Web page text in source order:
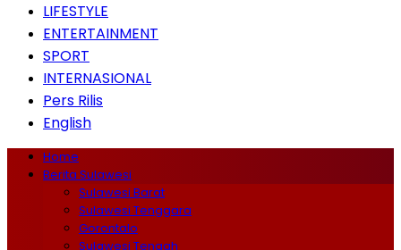
LIFESTYLE
ENTERTAINMENT
SPORT
INTERNASIONAL
Pers Rilis
English
Home
Berita Sulawesi
Sulawesi Barat
Sulawesi Tenggara
Gorontalo
Sulawesi Tengah